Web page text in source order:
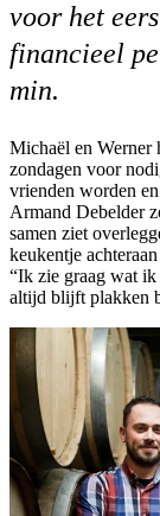
voor het
financieel
min.
Michaël en Werner
zondagen voor
vrienden worden
Armand Debelder
samen ziet
keukentje
“Ik zie graag wat ik
altijd blijft plakken